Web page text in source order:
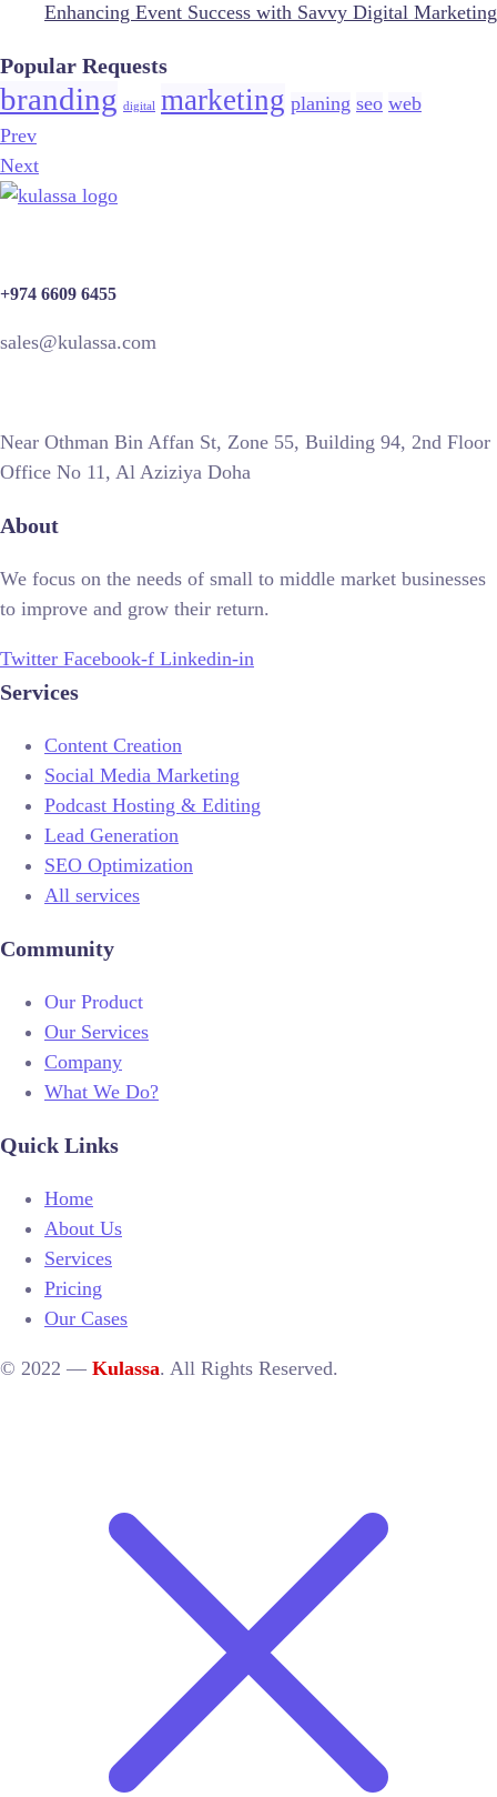
Enhancing Event Success with Savvy Digital Marketing
Popular Requests
branding digital marketing planing seo web
Prev
Next
+974 6609 6455
sales@kulassa.com
Near Othman Bin Affan St, Zone 55, Building 94, 2nd Floor
Office No 11, Al Aziziya Doha
About
We focus on the needs of small to middle market businesses
to improve and grow their return.
Twitter Facebook-f Linkedin-in
Services
Content Creation
Social Media Marketing
Podcast Hosting & Editing
Lead Generation
SEO Optimization
All services
Community
Our Product
Our Services
Company
What We Do?
Quick Links
Home
About Us
Services
Pricing
Our Cases
© 2022 — Kulassa. All Rights Reserved.